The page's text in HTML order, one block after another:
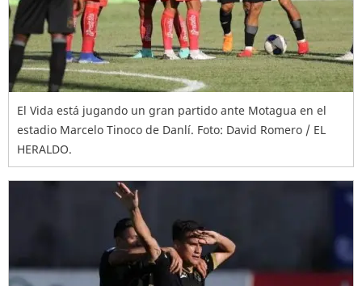
El Vida está jugando un gran partido ante Motagua en el
estadio Marcelo Tinoco de Danlí. Foto: David Romero / EL
HERALDO.